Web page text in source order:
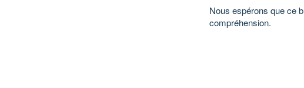
Nous espérons que ce
compréhension.